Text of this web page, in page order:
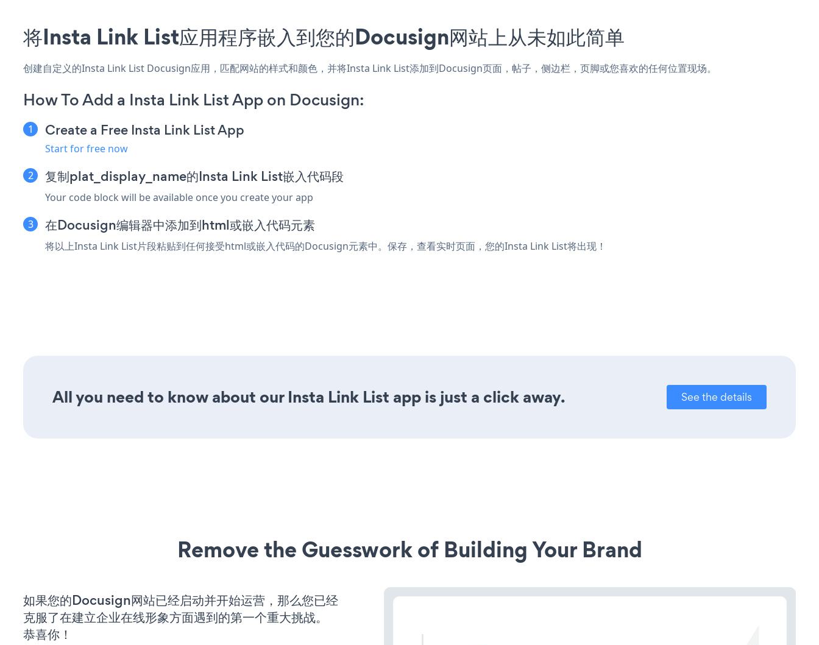
将Insta Link List应用程序嵌入到您的Docusign网站上从未如此简单
创建自定义的Insta Link List Docusign应用，匹配网站的样式和颜色，并将Insta Link List添加到Docusign页面，帖子，侧边栏，页脚或您喜欢的任何位置现场。
How To Add a Insta Link List App on Docusign:
Create a Free Insta Link List App
Start for free now
复制plat_display_name的Insta Link List嵌入代码段
Your code block will be available once you create your app
在Docusign编辑器中添加到html或嵌入代码元素
将以上Insta Link List片段粘贴到任何接受html或嵌入代码的Docusign元素中。保存，查看实时页面，您的Insta Link List将出现！
All you need to know about our Insta Link List app is just a click away. See the details
Remove the Guesswork of Building Your Brand
如果您的Docusign网站已经启动并开始运营，那么您已经
克服了在建立企业在线形象方面遇到的第一个重大挑战。
恭喜你！